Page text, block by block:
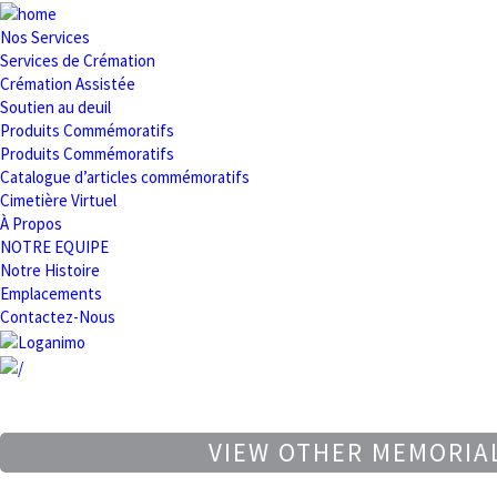
Nos Services
Services de Crémation
Crémation Assistée
Soutien au deuil
Produits Commémoratifs
Produits Commémoratifs
Catalogue d’articles commémoratifs
Cimetière Virtuel
À Propos
NOTRE EQUIPE
Notre Histoire
Emplacements
Contactez-Nous
VIEW OTHER